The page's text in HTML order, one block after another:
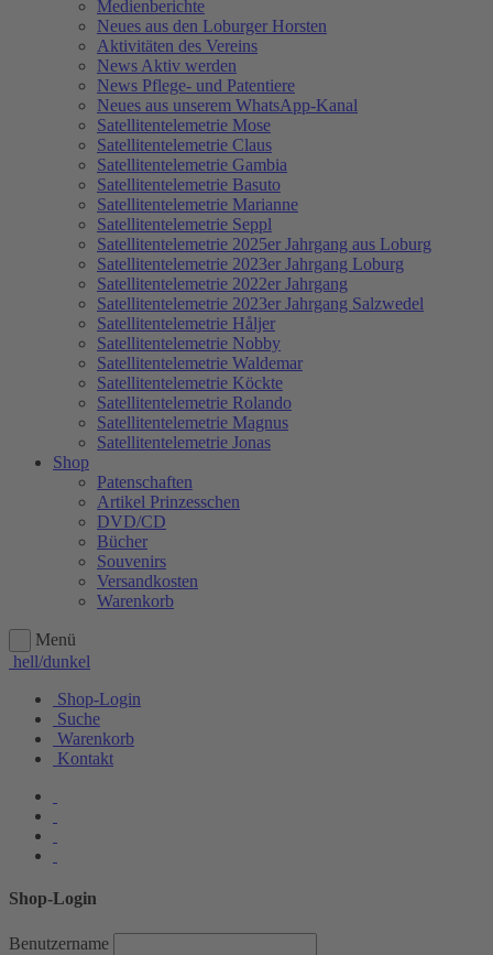
Medienberichte
Neues aus den Loburger Horsten
Aktivitäten des Vereins
News Aktiv werden
News Pflege- und Patentiere
Neues aus unserem WhatsApp-Kanal
Satellitentelemetrie Mose
Satellitentelemetrie Claus
Satellitentelemetrie Gambia
Satellitentelemetrie Basuto
Satellitentelemetrie Marianne
Satellitentelemetrie Seppl
Satellitentelemetrie 2025er Jahrgang aus Loburg
Satellitentelemetrie 2023er Jahrgang Loburg
Satellitentelemetrie 2022er Jahrgang
Satellitentelemetrie 2023er Jahrgang Salzwedel
Satellitentelemetrie Håljer
Satellitentelemetrie Nobby
Satellitentelemetrie Waldemar
Satellitentelemetrie Köckte
Satellitentelemetrie Rolando
Satellitentelemetrie Magnus
Satellitentelemetrie Jonas
Shop
Patenschaften
Artikel Prinzesschen
DVD/CD
Bücher
Souvenirs
Versandkosten
Warenkorb
Menü
hell/dunkel
Shop-Login
Suche
Warenkorb
Kontakt
Shop-Login
Benutzername